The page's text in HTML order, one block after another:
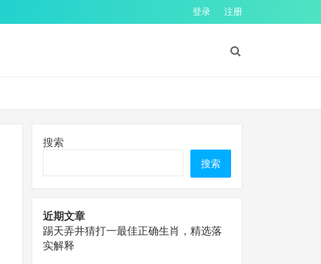
登录 注册
搜索
搜索
近期文章
踢天弄井猜打一最佳正确生肖，精选落
实解释